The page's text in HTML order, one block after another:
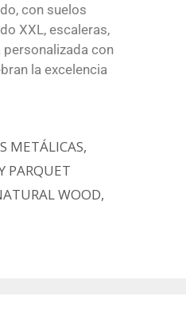
con suelos
XXL, escaleras,
con
la excelencia
METÁLICAS,
PARQUET
WOOD,